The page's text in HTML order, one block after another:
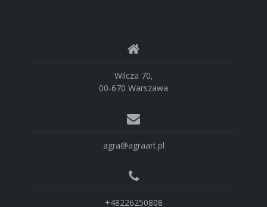
Wilcza 70,
00-670 Warszawa
agra@agraart.pl
+48226250808